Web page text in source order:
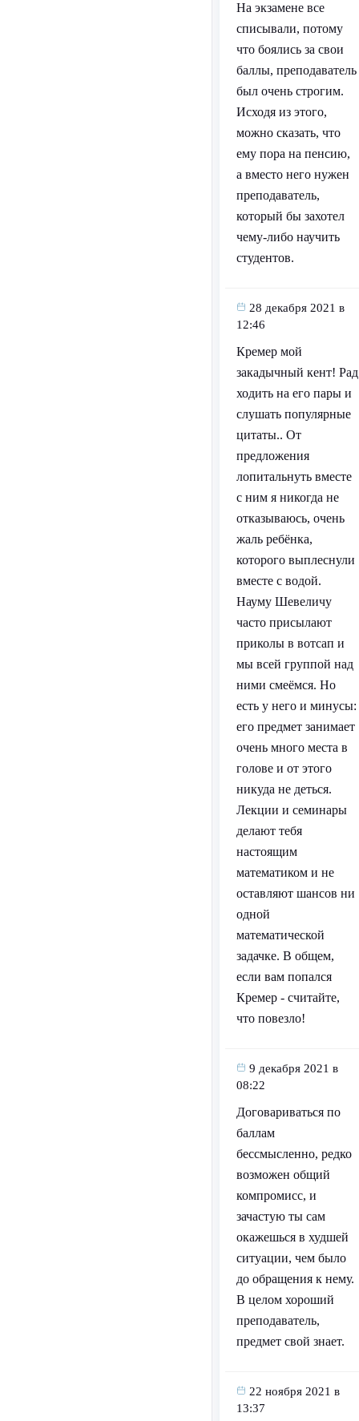
На экзамене все
списывали, потому
что боялись за свои
баллы, преподаватель
был очень строгим.
Исходя из этого,
можно сказать, что
ему пора на пенсию,
а вместо него нужен
преподаватель,
который бы захотел
чему-либо научить
студентов.
28 декабря 2021 в
12:46
Кремер мой
закадычный кент! Рад
ходить на его пары и
слушать популярные
цитаты.. От
предложения
лопитальнуть вместе
с ним я никогда не
отказываюсь, очень
жаль ребёнка,
которого выплеснули
вместе с водой.
Науму Шевеличу
часто присылают
приколы в вотсап и
мы всей группой над
ними смеёмся. Но
есть у него и минусы:
его предмет занимает
очень много места в
голове и от этого
никуда не деться.
Лекции и семинары
делают тебя
настоящим
математиком и не
оставляют шансов ни
одной
математической
задачке. В общем,
если вам попался
Кремер - считайте,
что повезло!
9 декабря 2021 в
08:22
Договариваться по
баллам
бессмысленно, редко
возможен общий
компромисс, и
зачастую ты сам
окажешься в худшей
ситуации, чем было
до обращения к нему.
В целом хороший
преподаватель,
предмет свой знает.
22 ноября 2021 в
13:37